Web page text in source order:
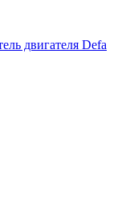
двигателя Defa